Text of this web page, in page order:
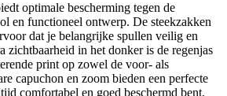
optimale bescherming tegen de
en functioneel ontwerp. De steekzakken
dat je belangrijke spullen veilig en
zichtbaarheid in het donker is de regenjas
print op zowel de voor- als
capuchon en zoom bieden een perfecte
comfortabel en goed beschermd bent,